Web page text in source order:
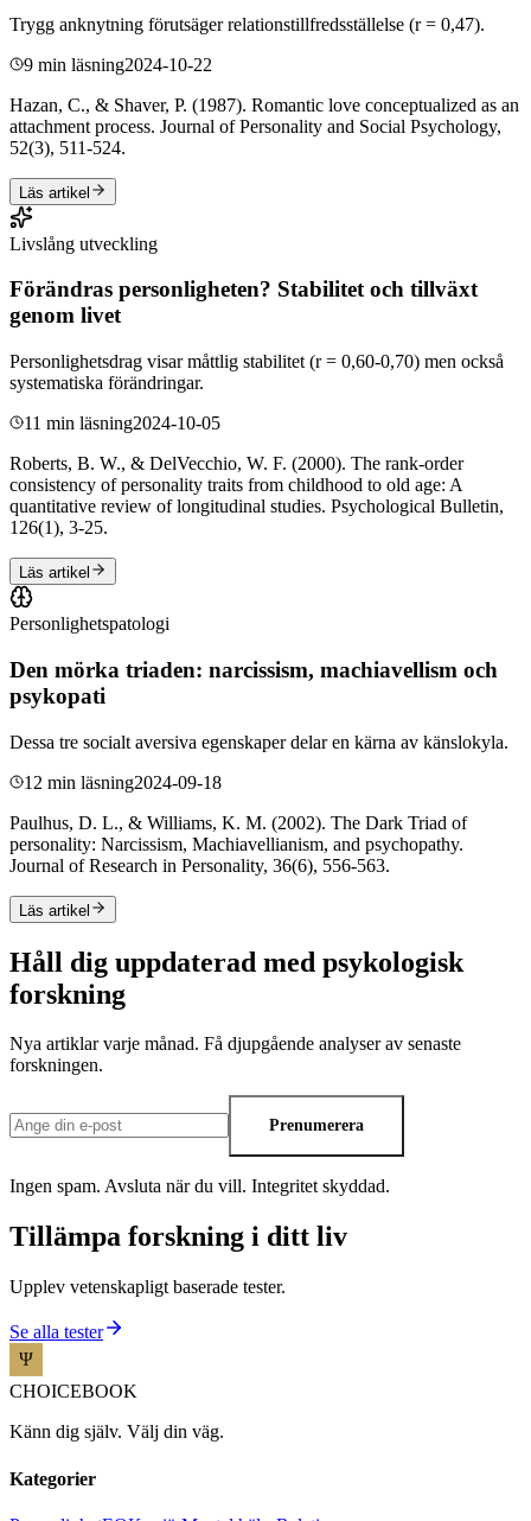
Trygg anknytning förutsäger relationstillfredsställelse (r = 0,47).
9 min läsning2024-10-22
Hazan, C., & Shaver, P. (1987). Romantic love conceptualized as an
attachment process. Journal of Personality and Social Psychology,
52(3), 511-524.
Läs artikel
Livslång utveckling
Förändras personligheten? Stabilitet och tillväxt
genom livet
Personlighetsdrag visar måttlig stabilitet (r = 0,60-0,70) men också
systematiska förändringar.
11 min läsning2024-10-05
Roberts, B. W., & DelVecchio, W. F. (2000). The rank-order
consistency of personality traits from childhood to old age: A
quantitative review of longitudinal studies. Psychological Bulletin,
126(1), 3-25.
Läs artikel
Personlighetspatologi
Den mörka triaden: narcissism, machiavellism och
psykopati
Dessa tre socialt aversiva egenskaper delar en kärna av känslokyla.
12 min läsning2024-09-18
Paulhus, D. L., & Williams, K. M. (2002). The Dark Triad of
personality: Narcissism, Machiavellianism, and psychopathy.
Journal of Research in Personality, 36(6), 556-563.
Läs artikel
Håll dig uppdaterad med psykologisk
forskning
Nya artiklar varje månad. Få djupgående analyser av senaste
forskningen.
Prenumerera
Ingen spam. Avsluta när du vill. Integritet skyddad.
Tillämpa forskning i ditt liv
Upplev vetenskapligt baserade tester.
Se alla tester
CHOICEBOOK
Känn dig själv. Välj din väg.
Kategorier